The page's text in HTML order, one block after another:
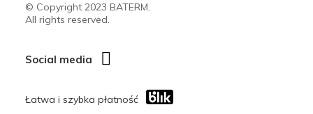
© Copyright 2023 BATERM.
All rights reserved.
Social media
Łatwa i szybka płatność